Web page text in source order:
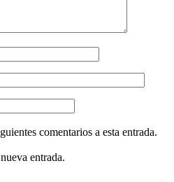
comentarios a esta entrada.
entrada.